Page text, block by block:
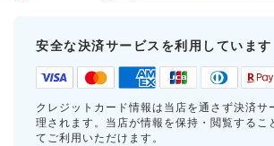
安全な決済サービスを利用しています
クレジットカード情報は当店を通さず決済サ
理されます。当店が情報を保持・閲覧するこ
てご利用いただけます。